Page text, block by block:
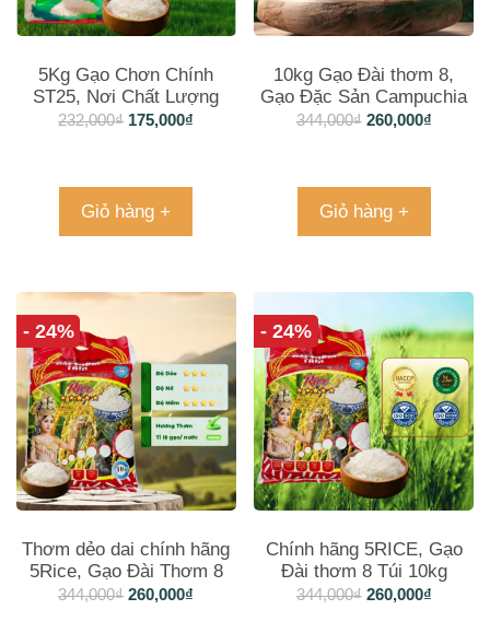
5Kg Gạo Chơn Chính
ST25, Nơi Chất Lượng
Gặp Hương Vị trong Từng
232,000₫ 175,000₫
Giỏ hàng +
10kg Gạo Đài thơm 8,
Gạo Đặc Sản Campuchia
344,000₫ 260,000₫
Giỏ hàng +
- 24%
Thơm dẻo dai chính hãng
5Rice, Gạo Đài Thơm 8
Túi 10kg
344,000₫ 260,000₫
- 24%
Chính hãng 5RICE, Gạo
Đài thơm 8 Túi 10kg
344,000₫ 260,000₫